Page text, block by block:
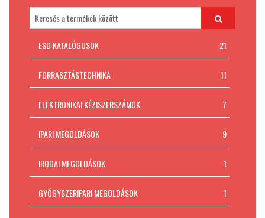
Padlókivitelezés
MI AZ ESD VÉDELEM?
Kapcsolat
ESD KATALÓGUSOK 21
FORRASZTÁSTECHNIKA 11
ELEKTRONIKAI KÉZISZERSZÁMOK 7
IPARI MEGOLDÁSOK 9
IRODAI MEGOLDÁSOK 1
GYÓGYSZERIPARI MEGOLDÁSOK 1